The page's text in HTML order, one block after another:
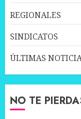
REGIONALES
SINDICATOS
ÚLTIMAS
NO TE